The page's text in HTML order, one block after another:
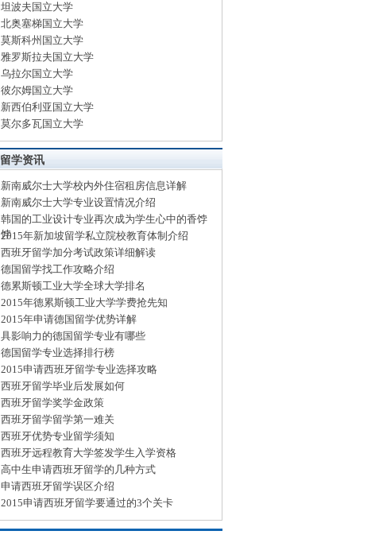
坦波夫国立大学
北奥塞梯国立大学
莫斯科州国立大学
雅罗斯拉夫国立大学
乌拉尔国立大学
彼尔姆国立大学
新西伯利亚国立大学
莫尔多瓦国立大学
留学资讯
新南威尔士大学校内外住宿租房信息详解
新南威尔士大学专业设置情况介绍
韩国的工业设计专业再次成为学生心中的香饽
饽
2015年新加坡留学私立院校教育体制介绍
西班牙留学加分考试政策详细解读
德国留学找工作攻略介绍
德累斯顿工业大学全球大学排名
2015年德累斯顿工业大学学费抢先知
2015年申请德国留学优势详解
具影响力的德国留学专业有哪些
德国留学专业选择排行榜
2015申请西班牙留学专业选择攻略
西班牙留学毕业后发展如何
西班牙留学奖学金政策
西班牙留学留学第一难关
西班牙优势专业留学须知
西班牙远程教育大学签发学生入学资格
高中生申请西班牙留学的几种方式
申请西班牙留学误区介绍
2015申请西班牙留学要通过的3个关卡